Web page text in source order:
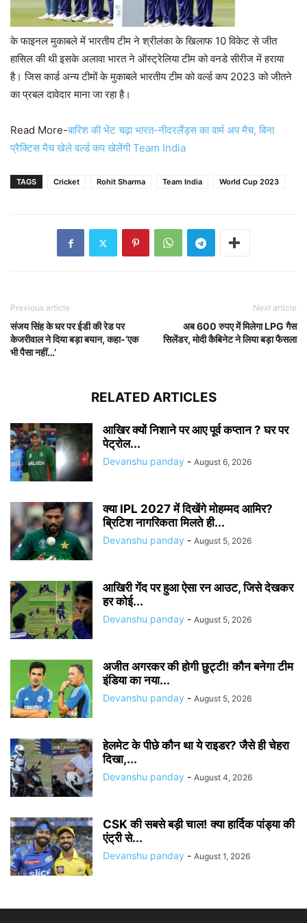
के फाइनल मुकाबले में भारतीय टीम ने श्रीलंका के खिलाफ 10 विकेट से जीत
हासिल की थी इसके अलावा भारत ने ऑस्ट्रेलिया टीम को वनडे सीरीज में हराया
है। जिस कार्ड अन्य टीमों के मुकाबले भारतीय टीम को वर्ल्ड कप 2023 को जीतने
का प्रबल दावेदार माना जा रहा है।
Read More-बारिश की भेंट चढ़ा भारत-नीदरलैंड्स का वार्म अप मैच, बिना
प्रैक्टिस मैच खेले वर्ल्ड कप खेलेंगी Team India
TAGS Cricket Rohit Sharma Team India World Cup 2023
Previous article
संजय सिंह के घर पर ईडी की रेड पर
केजरीवाल ने दिया बड़ा बयान, कहा-‘एक
भी पैसा नहीं…’
Next article
अब 600 रुपए में मिलेगा LPG गैस
सिलेंडर, मोदी कैबिनेट ने लिया बड़ा फैसला
RELATED ARTICLES
आखिर क्यों निशाने पर आए पूर्व कप्तान ? घर पर
पेट्रोल...
Devanshu panday - August 6, 2026
क्या IPL 2027 में दिखेंगे मोहम्मद आमिर?
ब्रिटिश नागरिकता मिलते ही...
Devanshu panday - August 5, 2026
आखिरी गेंद पर हुआ ऐसा रन आउट, जिसे देखकर
हर कोई...
Devanshu panday - August 5, 2026
अजीत अगरकर की होगी छुट्टी! कौन बनेगा टीम
इंडिया का नया...
Devanshu panday - August 5, 2026
हेलमेट के पीछे कौन था ये राइडर? जैसे ही चेहरा
दिखा,...
Devanshu panday - August 4, 2026
CSK की सबसे बड़ी चाल! क्या हार्दिक पांड्या की
एंट्री से...
Devanshu panday - August 1, 2026